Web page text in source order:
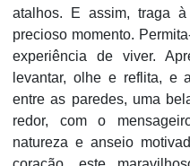
atalhos. E assim, traga
precioso momento.
experiência de viver.
levantar, olhe e reflita, e
entre as paredes, uma
redor, com o
natureza e anseio